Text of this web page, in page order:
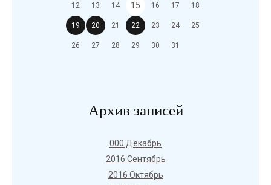
12 13 14 15 16 17 18
19 20 21 22 23 24 25
26 27 28 29 30 31
Архив записей
000 Декабрь
2016 Сентябрь
2016 Октябрь